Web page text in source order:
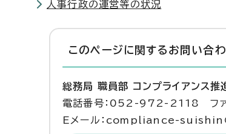
人事行政の運営等の状況
このページに関する お問い合
総務局 職員部 コンプライアンス推
電話番号：052-972-2118 フ
Eメール：compliance-